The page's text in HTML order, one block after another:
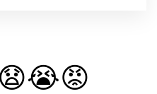
😧😭😡